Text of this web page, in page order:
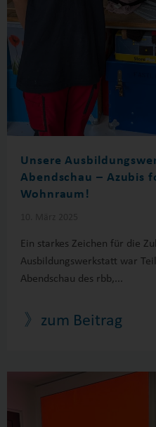
Unsere
Abendschau – Azubis
Wohnraum!
Ein starkes Zeichen für die
Ausbildungswerkstatt war
Abendschau des rbb,...
》zum Beitrag